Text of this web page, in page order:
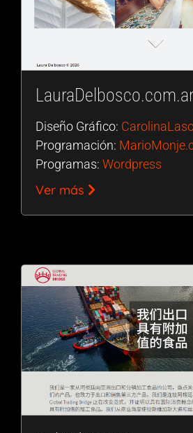
Diseño Gráfico:
Programación:
Programas: Wordpress
Ver más